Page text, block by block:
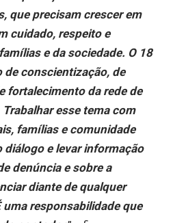
que precisam crescer em
cuidado, respeito e
e da sociedade. O 18
de conscientização, de
fortalecimento da rede de
esse tema com
famílias e comunidade
e levar informação
denúncia e sobre a
diante de qualquer
responsabilidade que